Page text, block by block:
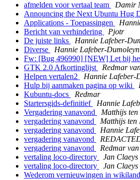
afmelden voor vertaal team
Damir
Announcing the Next Ubuntu Hug
Applications - Toepassingen
Bericht van verhindering
Pjotr
De juiste links
Hannie Lafeber-
Diverse
Hannie Lafeber-Dumoleyn
Fw: [Bug 496990] [NEW] Let bij
GTK 2.0 Afkortinglijst
Redmar
Helpen vertalen2
Hannie Lafeber-
Hulp bij aanmaken pagina op wiki
Kubuntu-docs
Redmar
Startersgids-definitief
Hannie
Vergadering vanavond
Matthijs ten
vergadering vanavond
Matthijs ten
vergadering vanavond
Hannie
vergadering vanavond
vergadering vanavond
Redmar
vertaling loco-directory
Jan Claeys
vertaling loco-directory
Jan Claeys
Wederom vernieuwingen in wikiland